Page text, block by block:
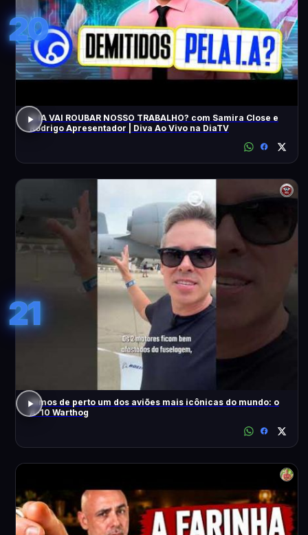
20
A IA VAI ROUBAR NOSSO TRABALHO? com Samira Close e
Rodrigo Apresentador | Diva Ao Vivo na DiaTV
21
Vimos de perto um dos aviões mais icônicas do mundo: o
A-10 Warthog